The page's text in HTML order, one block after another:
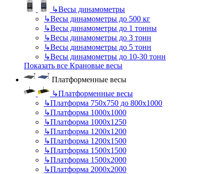
↳Весы динамометры
↳Весы динамометры до 500 кг
↳Весы динамометры до 1 тонны
↳Весы динамометры до 3 тонн
↳Весы динамометры до 5 тонн
↳Весы динамометры до 10-30 тонн
Показать все Крановые весы
Платформенные весы
↳Платформенные весы
↳Платформа 750х750 до 800х1000
↳Платформа 1000х1000
↳Платформа 1000х1250
↳Платформа 1200х1200
↳Платформа 1200х1500
↳Платформа 1500х1500
↳Платформа 1500х2000
↳Платформа 2000х2000